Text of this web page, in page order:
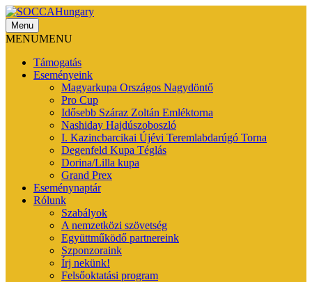
SOCCAHungary
Menu
MENUMENU
Támogatás
Eseményeink
Magyarkupa Országos Nagydöntő
Pro Cup
Idősebb Száraz Zoltán Emléktorna
Nashiday Hajdúszoboszló
I. Kazincbarcikai Újévi Teremlabdarúgó Torna
Degenfeld Kupa Téglás
Dorina/Lilla kupa
Grand Prex
Eseménynaptár
Rólunk
Szabályok
A nemzetközi szövetség
Együttműködő partnereink
Szponzoraink
Írj nekünk!
Felsőoktatási program